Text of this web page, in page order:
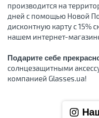
производится на
дней с помощью Новой
дисконтную карту с 15%
нашем интернет-
Подарите себе
солнцезащитными
компанией Glasses.ua!